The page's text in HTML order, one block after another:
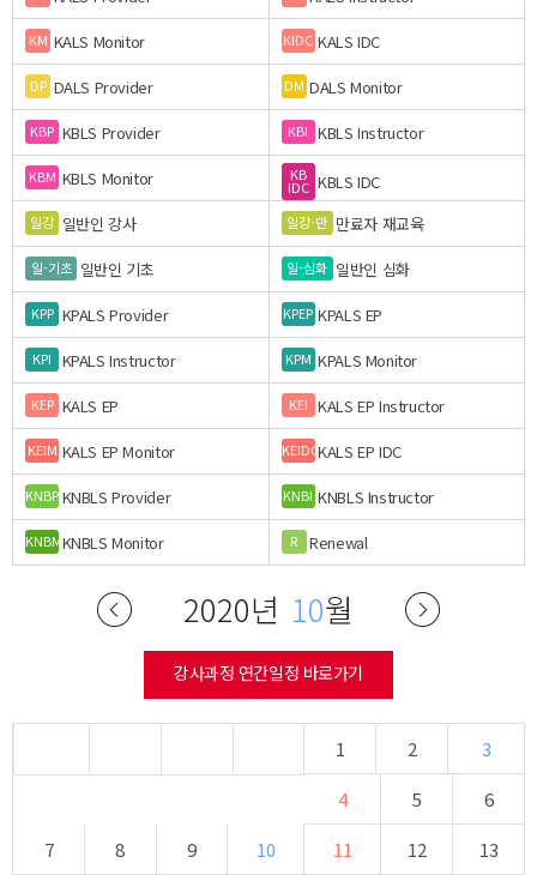
KM KALS Monitor KIDC KALS IDC
DP DALS Provider DM DALS Monitor
KBP KBLS Provider KBI KBLS Instructor
KBM KBLS Monitor KB
IDC KBLS IDC
일강 일반인 강사 일강-만 만료자 재교육
일-기초 일반인 기초 일-심화 일반인 심화
KPP KPALS Provider KPEP KPALS EP
KPI KPALS Instructor KPM KPALS Monitor
KEP KALS EP KEI KALS EP Instructor
KEIM KALS EP Monitor KEIDCKALS EP IDC
KNBPKNBLS Provider KNBI KNBLS Instructor
KNBMKNBLS Monitor R Renewal
2020년 10월
강사과정 연간일정 바로가기
1 2
3
4
5
6
7
8 9 10 11 12
13